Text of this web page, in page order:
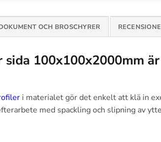
OCH BROSCHYRER
100x100x2000mm
i materialet gör det enkelt att klä in
med spackling och slipning av